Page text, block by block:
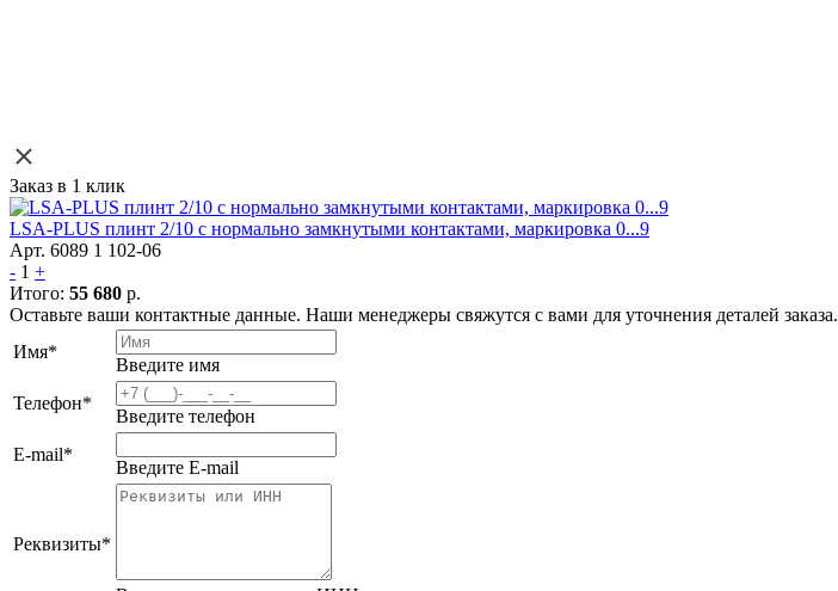
Заказ в 1 клик
LSA-PLUS плинт 2/10 с нормально замкнутыми контактами, маркировка 0...9
Арт. 6089 1 102-06
- 1 +
Итого: 55 680 р.
Оставьте ваши контактные данные. Наши менеджеры свяжутся с вами для уточнения деталей заказа.
Имя*
Введите имя
Телефон*
Введите телефон
E-mail*
Введите E-mail
Реквизиты*